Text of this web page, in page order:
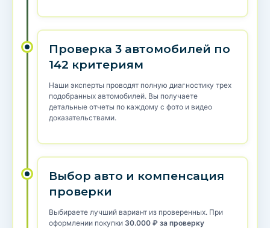
Проверка 3 автомобилей по
142 критериям
Наши эксперты проводят полную диагностику трех
подобранных автомобилей. Вы получаете
детальные отчеты по каждому с фото и видео
доказательствами.
Выбор авто и компенсация
проверки
Выбираете лучший вариант из проверенных. При
оформлении покупки 30.000 ₽ за проверку